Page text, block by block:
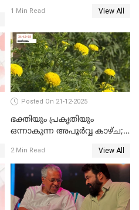
1 Min Read View All
Posted On 21-12-2025
ഭക്തിയും പ്രകൃതിയും
ഒന്നാകുന്ന അപൂര്‍വ്വ കാഴ്ച;
കാഴ്ചാനുഭവമൊരുക്കി
ശബരീ നന്ദനം
2 Min Read View All